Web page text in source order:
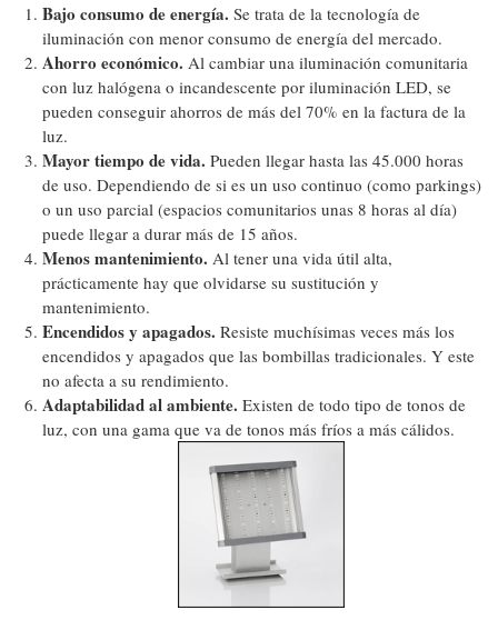
Bajo consumo de energía. Se trata de la tecnología de
iluminación con menor consumo de energía del mercado.
Ahorro económico. Al cambiar una iluminación comunitaria
con luz halógena o incandescente por iluminación LED, se
pueden conseguir ahorros de más del 70% en la factura de la
luz.
Mayor tiempo de vida. Pueden llegar hasta las 45.000 horas
de uso. Dependiendo de si es un uso continuo (como parkings)
o un uso parcial (espacios comunitarios unas 8 horas al día)
puede llegar a durar más de 15 años.
Menos mantenimiento. Al tener una vida útil alta,
prácticamente hay que olvidarse su sustitución y
mantenimiento.
Encendidos y apagados. Resiste muchísimas veces más los
encendidos y apagados que las bombillas tradicionales. Y este
no afecta a su rendimiento.
Adaptabilidad al ambiente. Existen de todo tipo de tonos de
luz, con una gama que va de tonos más fríos a más cálidos.